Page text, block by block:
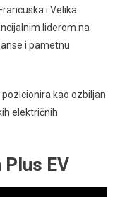
i Velika
liderom na
i pametnu
kao ozbiljan
električnih
Plus EV